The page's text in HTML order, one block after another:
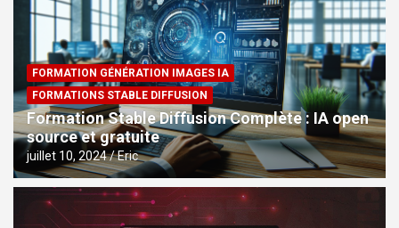
FORMATION GÉNÉRATION IMAGES IA
FORMATIONS STABLE DIFFUSION
Formation Stable Diffusion Complète : IA open
source et gratuite
juillet 10, 2024 Eric